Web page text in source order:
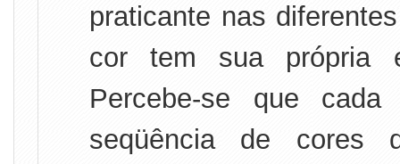
praticante nas
cor tem sua própria
Percebe-se que
seqüência de cores